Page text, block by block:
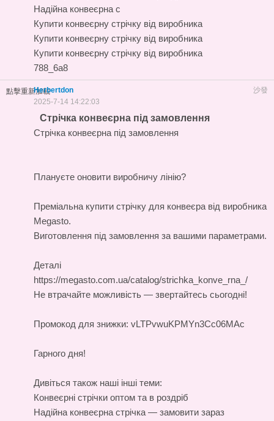
Надійна конвеєрна с
Купити конвеєрну стрічку від виробника
Купити конвеєрну стрічку від виробника
Купити конвеєрну стрічку від виробника
788_6a8
點擊重新加載 沙發
Herbertdon
2025-7-14 14:22:03
Стрічка конвеєрна під замовлення
Стрічка конвеєрна під замовлення
Плануєте оновити виробничу лінію?
Преміальна купити стрічку для конвеєра від виробника
Megasto.
Виготовлення під замовлення за вашими параметрами.
Деталі
https://megasto.com.ua/catalog/strichka_konve_rna_/
Не втрачайте можливість — звертайтесь сьогодні!
Промокод для знижки: vLTPvwuKPMYn3Cc06MAc
Гарного дня!
Дивіться також наші інші теми:
Конвеєрні стрічки оптом та в роздріб
Надійна конвеєрна стрічка — замовити зараз